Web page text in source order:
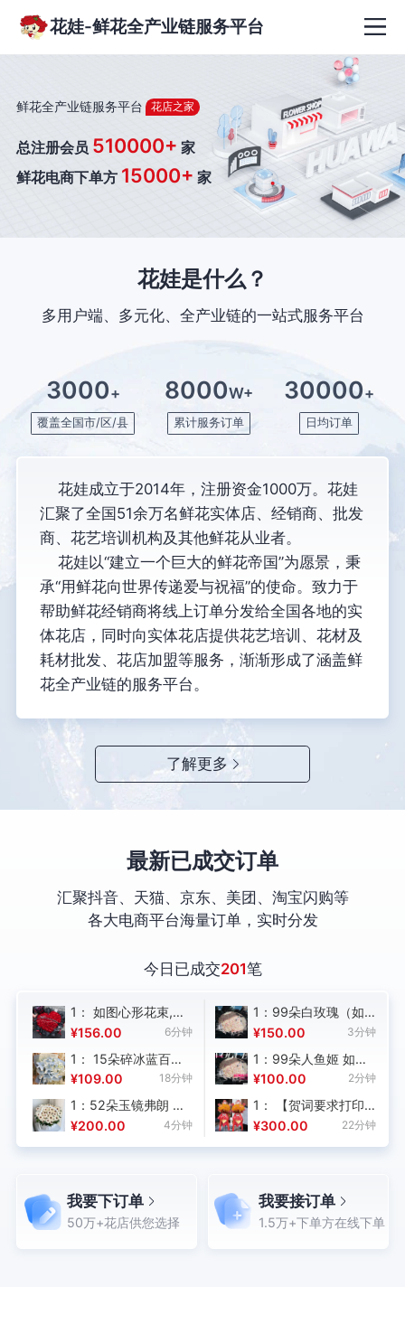
花娃-鲜花全产业链服务平台
鲜花全产业链服务平台 花店之家
总注册会员 510000+ 家
鲜花电商下单方 15000+ 家
花娃是什么？
多用户端、多元化、全产业链的一站式服务平台
3000+
覆盖全国市/区/县
8000W+
累计服务订单
30000+
日均订单
花娃成立于2014年，注册资金1000万。花娃
汇聚了全国51余万名鲜花实体店、经销商、批发
商、花艺培训机构及其他鲜花从业者。
花娃以“建立一个巨大的鲜花帝国”为愿景，秉
承“用鲜花向世界传递爱与祝福”的使命。致力于
帮助鲜花经销商将线上订单分发给全国各地的实
体花店，同时向实体花店提供花艺培训、花材及
耗材批发、花店加盟等服务，渐渐形成了涵盖鲜
花全产业链的服务平台。
了解更多
最新已成交订单
汇聚抖音、天猫、京东、美团、淘宝闪购等
各大电商平台海量订单，实时分发
今日已成交201笔
1： 如图心形花束,花
要新鲜好看,99朵红玫
+珍珠串+2个氦气气
球+如图丝带包装,下
插花泥,包装和丝带按
图搭配制作,如图做饱
满大气,花枝不要剪太
短,拍照回传 ，购买
¥156.00 6分钟
1：99朵白玫瑰（如
图喷色） 黑色丝带蝴
材新鲜饱满开放，购
买数量：1；
2：小串灯，购买数
量：1；
¥150.00 3分钟
1： 15朵碎冰蓝百合,
【一切如图制作，如
包大气丰满一点，花
朵大小均匀，不开的
不要，按时送达。花
度还原图片】 ，购
买数量：1；
¥109.00 18分钟
1：99朵人鱼姬 如图
形状制作！ 花材新鲜
量：1；
¥100.00 2分钟
1：52朵玉镜弗朗 手
提花篮 花材新鲜饱满
¥200.00 4分钟
1： 【贺词要求打印,
大麦务必按图插足量
红色条幅+1张如图财
神爷装饰+2张如图发
字牌+2张金元宝+如
¥300.00 22分钟
我要下订单
50万+花店供您选择
我要接订单
1.5万+下单方在线下单